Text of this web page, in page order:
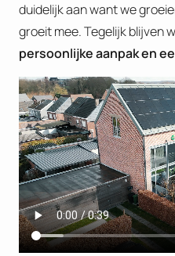
duidelijk aan want we
groeit mee. Tegelijk blijven
persoonlijke aanpak en